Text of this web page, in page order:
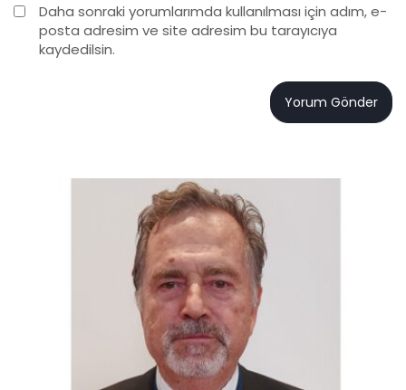
Daha sonraki yorumlarımda kullanılması için adım, e-
posta adresim ve site adresim bu tarayıcıya
kaydedilsin.